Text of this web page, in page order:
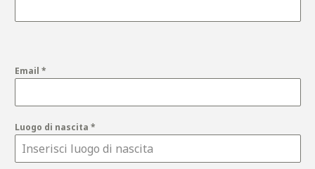
Email *
Luogo di nascita *